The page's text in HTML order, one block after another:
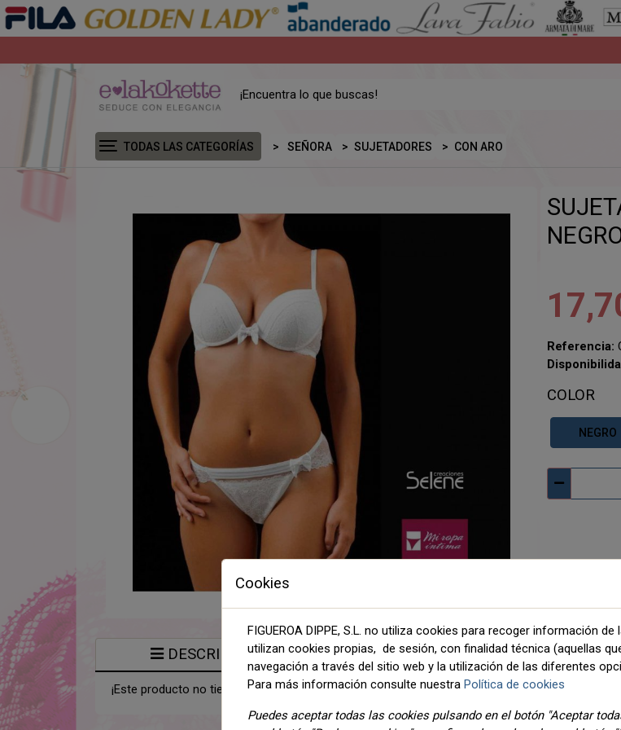
TODAS LAS CATEGORÍAS SEÑORA SUJETADORES CON ARO
Referencia:
COLOR
NEGRO
DESCRIPCIÓN DETALLES
¡Este producto no tiene descripción!
Cookies
FIGUEROA DIPPE, S.L. no utiliza cookies para recoger información
utilizan cookies propias, de sesión, con finalidad técnica (aquellas
navegación a través del sitio web y la utilización de las diferentes
Para más información consulte nuestra Política de cookies
Puedes aceptar todas las cookies pulsando en el botón "Aceptar